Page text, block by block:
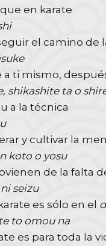
en karate
el camino de
ti mismo,
shikashite ta o
a la técnica
y cultivar la
koto o yosu
de la falta
seizu
es sólo en el
to omou na
es para toda la